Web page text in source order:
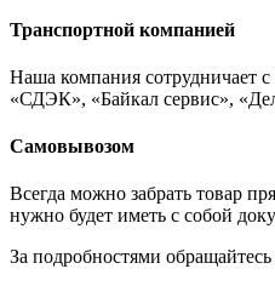
Транспортной компанией
Наша компания сотрудничает
«СДЭК», «Байкал сервис»,
Самовывозом
Всегда можно забрать товар
нужно будет иметь с собой
За подробностями